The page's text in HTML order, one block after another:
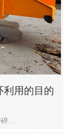
利用的目的
…